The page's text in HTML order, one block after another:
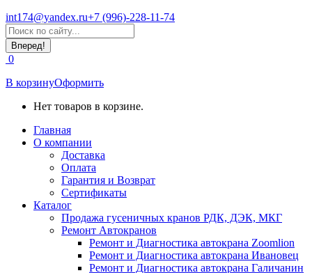
int174@yandex.ru+7 (996)-228-11-74
Страница
WhatsApp
открывается
в
новом
окне
Поиск:
0
В корзинуОформить
Нет товаров в корзине.
Главная
О компании
Доставка
Оплата
Гарантия и Возврат
Сертификаты
Каталог
Продажа гусеничных кранов РДК, ДЭК, МКГ
Ремонт Автокранов
Ремонт и Диагностика автокрана Zoomlion
Ремонт и Диагностика автокрана Ивановец
Ремонт и Диагностика автокрана Галичанин